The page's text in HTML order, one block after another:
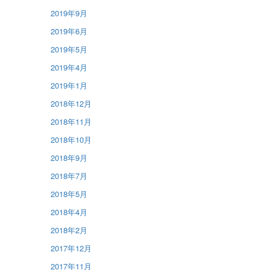
2019年9月
2019年6月
2019年5月
2019年4月
2019年1月
2018年12月
2018年11月
2018年10月
2018年9月
2018年7月
2018年5月
2018年4月
2018年2月
2017年12月
2017年11月